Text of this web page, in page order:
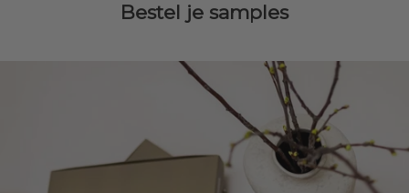
Bestel je samples